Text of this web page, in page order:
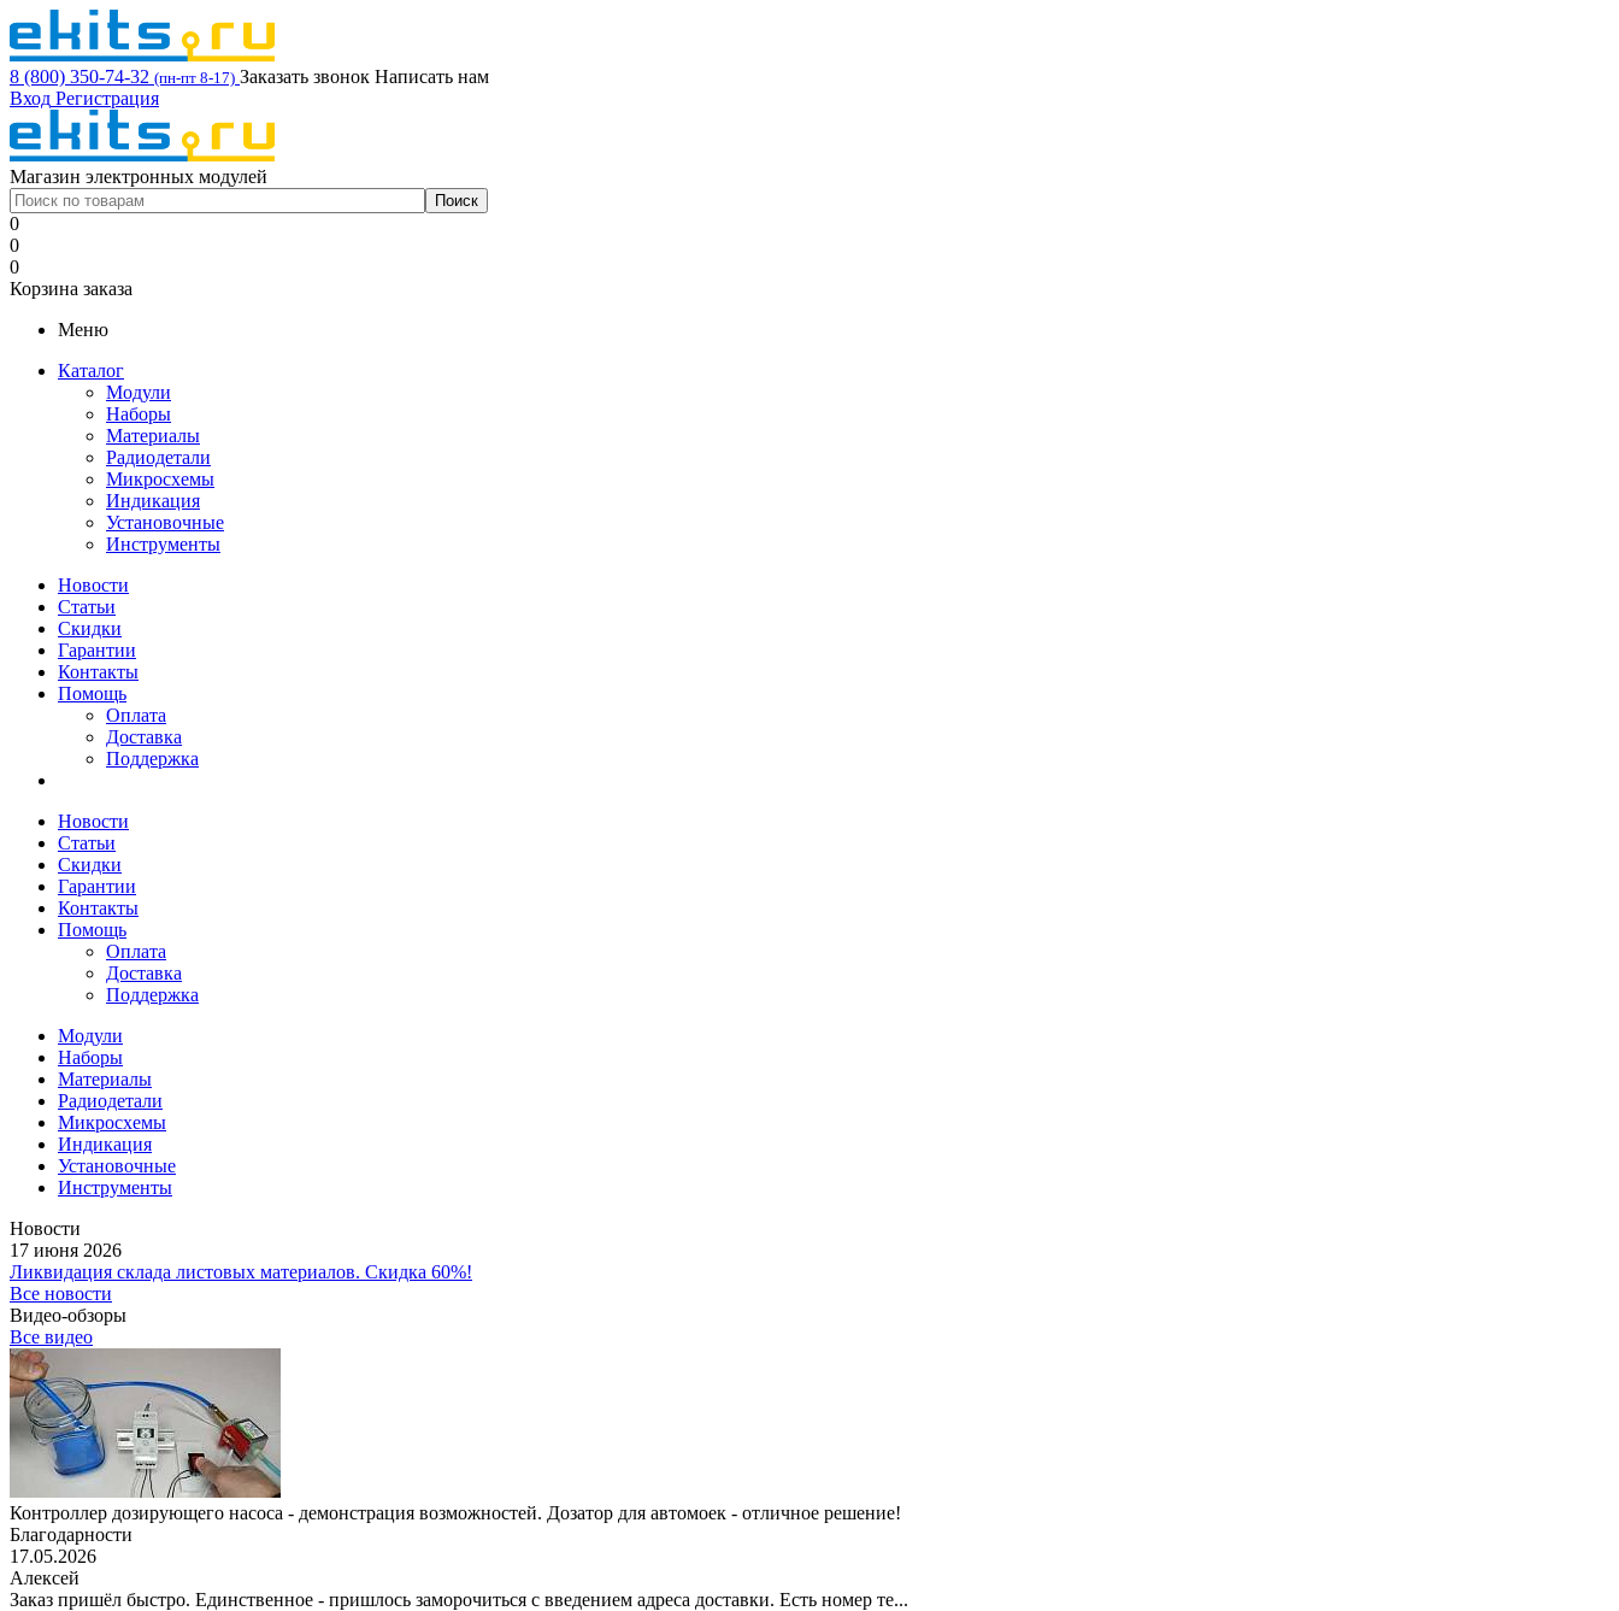
8 (800) 350-74-32 (пн-пт 8-17) Заказать звонок Написать нам
Вход Регистрация
Магазин электронных модулей
0
0
0
Корзина заказа
Меню
Каталог
Модули
Наборы
Материалы
Радиодетали
Микросхемы
Индикация
Установочные
Инструменты
Новости
Статьи
Скидки
Гарантии
Контакты
Помощь
Оплата
Доставка
Поддержка
Новости
Статьи
Скидки
Гарантии
Контакты
Помощь
Оплата
Доставка
Поддержка
Модули
Наборы
Материалы
Радиодетали
Микросхемы
Индикация
Установочные
Инструменты
Новости
17 июня 2026
Ликвидация склада листовых материалов. Скидка 60%!
Все новости
Видео-обзоры
Все видео
Контроллер дозирующего насоса - демонстрация возможностей. Дозатор для автомоек - отличное решение!
Благодарности
17.05.2026
Алексей
Заказ пришёл быстро. Единственное - пришлось заморочиться с введением адреса доставки. Есть номер те...